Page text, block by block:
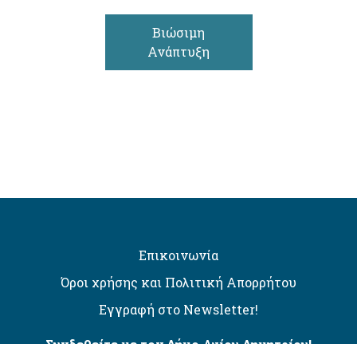
Βιώσιμη
Ανάπτυξη
Επικοινωνία
Όροι χρήσης και Πολιτική Απορρήτου
Εγγραφή στο Newsletter!